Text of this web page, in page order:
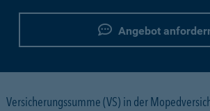
Angebot
Versicherungssumme (VS) in der